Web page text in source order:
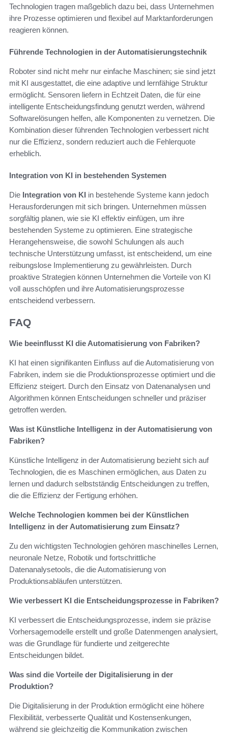
Technologien tragen maßgeblich dazu bei, dass Unternehmen
ihre Prozesse optimieren und flexibel auf Marktanforderungen
reagieren können.
Führende Technologien in der Automatisierungstechnik
Roboter sind nicht mehr nur einfache Maschinen; sie sind jetzt
mit KI ausgestattet, die eine adaptive und lernfähige Struktur
ermöglicht. Sensoren liefern in Echtzeit Daten, die für eine
intelligente Entscheidungsfindung genutzt werden, während
Softwarelösungen helfen, alle Komponenten zu vernetzen. Die
Kombination dieser führenden Technologien verbessert nicht
nur die Effizienz, sondern reduziert auch die Fehlerquote
erheblich.
Integration von KI in bestehenden Systemen
Die Integration von KI in bestehende Systeme kann jedoch
Herausforderungen mit sich bringen. Unternehmen müssen
sorgfältig planen, wie sie KI effektiv einfügen, um ihre
bestehenden Systeme zu optimieren. Eine strategische
Herangehensweise, die sowohl Schulungen als auch
technische Unterstützung umfasst, ist entscheidend, um eine
reibungslose Implementierung zu gewährleisten. Durch
proaktive Strategien können Unternehmen die Vorteile von KI
voll ausschöpfen und ihre Automatisierungsprozesse
entscheidend verbessern.
FAQ
Wie beeinflusst KI die Automatisierung von Fabriken?
KI hat einen signifikanten Einfluss auf die Automatisierung von
Fabriken, indem sie die Produktionsprozesse optimiert und die
Effizienz steigert. Durch den Einsatz von Datenanalysen und
Algorithmen können Entscheidungen schneller und präziser
getroffen werden.
Was ist Künstliche Intelligenz in der Automatisierung von
Fabriken?
Künstliche Intelligenz in der Automatisierung bezieht sich auf
Technologien, die es Maschinen ermöglichen, aus Daten zu
lernen und dadurch selbstständig Entscheidungen zu treffen,
die die Effizienz der Fertigung erhöhen.
Welche Technologien kommen bei der Künstlichen
Intelligenz in der Automatisierung zum Einsatz?
Zu den wichtigsten Technologien gehören maschinelles Lernen,
neuronale Netze, Robotik und fortschrittliche
Datenanalysetools, die die Automatisierung von
Produktionsabläufen unterstützen.
Wie verbessert KI die Entscheidungsprozesse in Fabriken?
KI verbessert die Entscheidungsprozesse, indem sie präzise
Vorhersagemodelle erstellt und große Datenmengen analysiert,
was die Grundlage für fundierte und zeitgerechte
Entscheidungen bildet.
Was sind die Vorteile der Digitalisierung in der
Produktion?
Die Digitalisierung in der Produktion ermöglicht eine höhere
Flexibilität, verbesserte Qualität und Kostensenkungen,
während sie gleichzeitig die Kommunikation zwischen